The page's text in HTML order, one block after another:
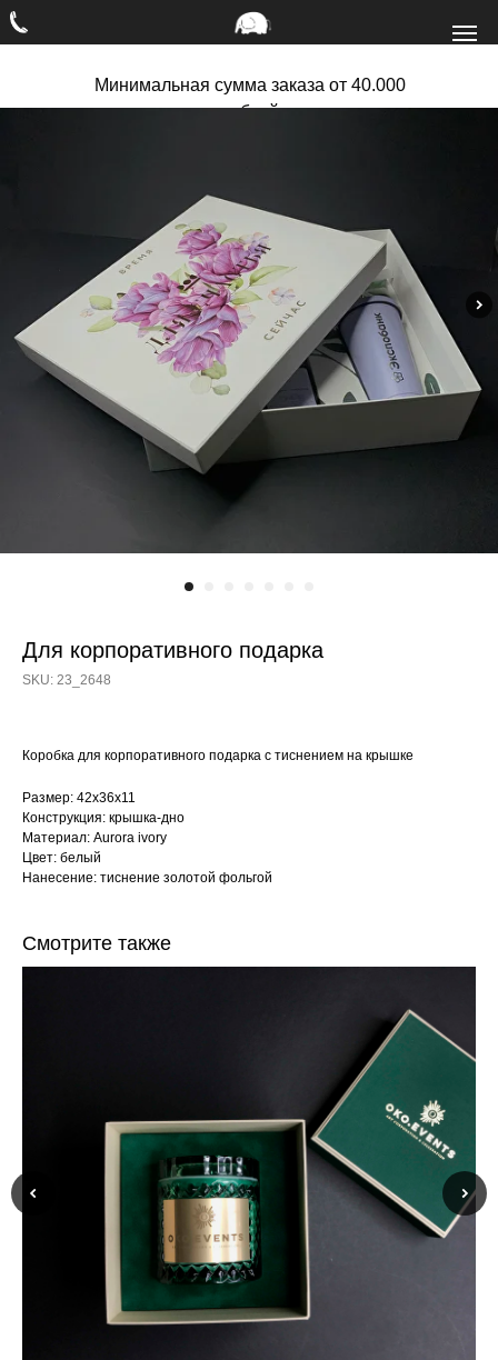
Минимальная сумма заказа от 40.000
рублей
Для корпоративного подарка
SKU: 23_2648
Коробка для корпоративного подарка с тиснением на крышке
Размер: 42х36х11
Конструкция: крышка-дно
Материал: Aurora ivory
Цвет: белый
Нанесение: тиснение золотой фольгой
Смотрите также